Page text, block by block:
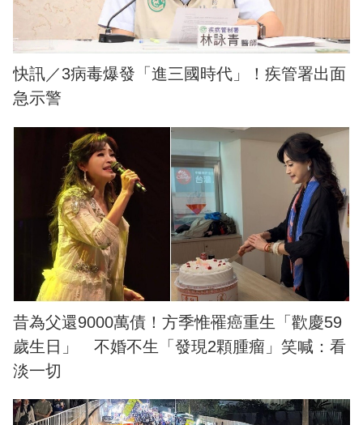
快訊／3病毒爆發「進三國時代」！疾管署出面
急示警
昔為父還9000萬債！方季惟罹癌重生「歡慶59
歲生日」 不婚不生「發現2顆腫瘤」笑喊：看
淡一切